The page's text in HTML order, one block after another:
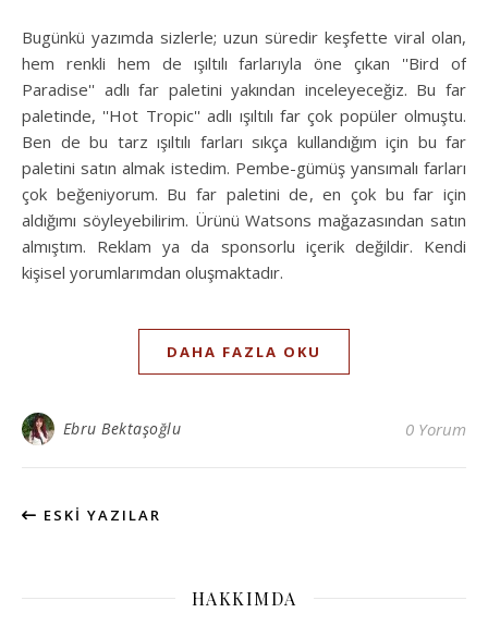
Bugünkü yazımda sizlerle; uzun süredir keşfette viral olan,
hem renkli hem de ışıltılı farlarıyla öne çıkan ''Bird of
Paradise'' adlı far paletini yakından inceleyeceğiz. Bu far
paletinde, ''Hot Tropic'' adlı ışıltılı far çok popüler olmuştu.
Ben de bu tarz ışıltılı farları sıkça kullandığım için bu far
paletini satın almak istedim. Pembe-gümüş yansımalı farları
çok beğeniyorum. Bu far paletini de, en çok bu far için
aldığımı söyleyebilirim. Ürünü Watsons mağazasından satın
almıştım. Reklam ya da sponsorlu içerik değildir. Kendi
kişisel yorumlarımdan oluşmaktadır.
DAHA FAZLA OKU
Ebru Bektaşoğlu 0 Yorum
ESKI YAZILAR
HAKKIMDA